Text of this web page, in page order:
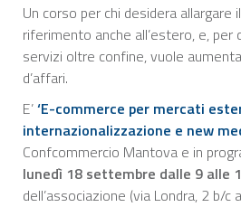
Un corso per chi desidera allargare
riferimento anche all’estero, e,
servizi oltre confine, vuole
d’affari.
E’‘E-commerce per mercati
internazionalizzazione e new
Confcommercio Mantova e in
lunedì 18 settembre dalle 9 alle
dell’associazione (via Londra, 2 b/